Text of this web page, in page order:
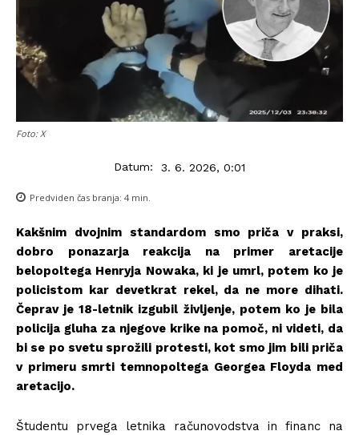
Foto: X
Datum: 3. 6. 2026, 0:01
Predviden čas branja: 4 min.
Kakšnim dvojnim standardom smo priča v praksi,
dobro ponazarja reakcija na primer aretacije
belopoltega Henryja Nowaka, ki je umrl, potem ko je
policistom kar devetkrat rekel, da ne more dihati.
Čeprav je 18-letnik izgubil življenje, potem ko je bila
policija gluha za njegove krike na pomoč, ni videti, da
bi se po svetu sprožili protesti, kot smo jim bili priča
v primeru smrti temnopoltega Georgea Floyda med
aretacijo.
Študentu prvega letnika računovodstva in financ na